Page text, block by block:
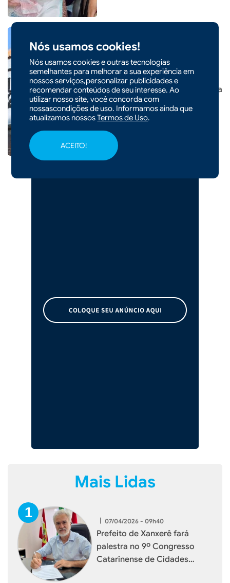
Nós usamos cookies!
Nós usamos cookies e outras tecnologias
semelhantes para melhorar a sua experiência em
nossos serviços,personalizar publicidades e
recomendar conteúdos de seu interesse. Ao
utilizar nosso site, você concorda com
nossascondições de uso. Informamos ainda que
atualizamos nossosTermos de Uso.
ACEITO!
CIDADES | 20/03/2026 - 08h54
Quinta 282 abre com proposta
de happy hour fixo
Mais Lidas
| 07/04/2026 - 09h40
Prefeito de Xanxerê fará
palestra no 9º Congresso
Catarinense de Cidades